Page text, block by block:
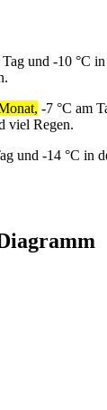
Tag und -10 °C
-7 °C am
viel Regen.
und -14 °C in